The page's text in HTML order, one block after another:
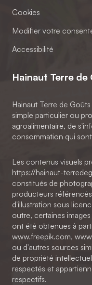
Cookies
Modifier votre
Accessibilité
Hainaut Terre de
Hainaut Terre de
simple particulier ou
agroalimentaire, de
consommation qui
Les contenus visuels
https://hainaut-
constitués de
producteurs
d'illustration sous
outre, certaines
ont été obtenues à
www.freepik.com,
ou d'autres sources
de propriété
respectés et
respectifs.